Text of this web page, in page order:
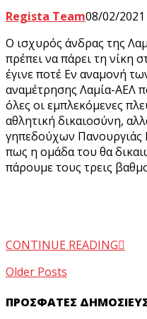
Regista Team08/02/2021
O ισχυρός άνδρας της
πρέπει να πάρει τη νίκη
έγινε ποτέ Εν αναμονή
αναμέτρησης Λαμία-ΑΕΛ
όλες οι εμπλεκόμενες
αθλητική δικαιοσύνη,
γηπεδούχων Πανουργιάς
πως η ομάδα του θα
πάρουμε τους τρεις
CONTINUE READING
Older Posts
ΠΡΌΣΦΑΤΕΣ